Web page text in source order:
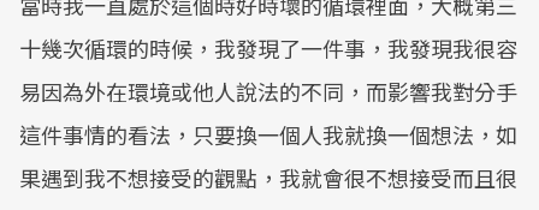
十幾次循環的時候，我發現了一件事，我發現我很容
易因為外在環境或他人說法的不同，而影響我對分手
這件事情的看法，只要換一個人我就換一個想法，如
果遇到我不想接受的觀點，我就會很不想接受而且很